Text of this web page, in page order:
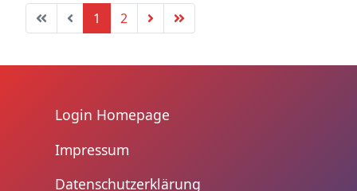
1 2
Login Homepage
Impressum
Datenschutzerklärung